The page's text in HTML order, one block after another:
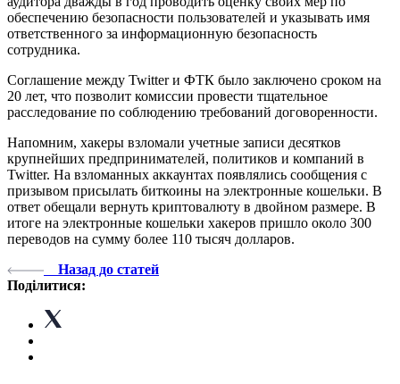
обеспечению безопасности пользователей и указывать имя
ответственного за информационную безопасность
сотрудника.
Соглашение между Twitter и ФТК было заключено сроком на
20 лет, что позволит комиссии провести тщательное
расследование по соблюдению требований договоренности.
Напомним, хакеры взломали учетные записи десятков
крупнейших предпринимателей, политиков и компаний в
Twitter. На взломанных аккаунтах появлялись сообщения с
призывом присылать биткоины на электронные кошельки. В
ответ обещали вернуть криптовалюту в двойном размере. В
итоге на электронные кошельки хакеров пришло около 300
переводов на сумму более 110 тысяч долларов.
Назад до статей
Поділитися: